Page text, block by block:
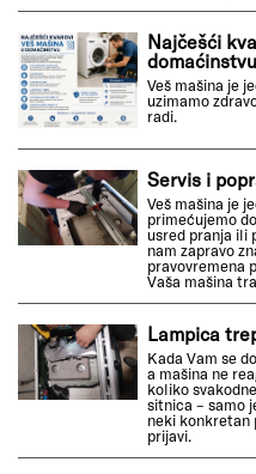
Najčešći
domaćinstvu
Veš mašina je
uzimamo
radi.
Servis i
Veš mašina je
primećujemo
usred pranja ili
nam zapravo
pravovremena
Vaša mašina
Lampica
Kada Vam se
a mašina ne
koliko
sitnica – samo
neki konkretan
prijavi.